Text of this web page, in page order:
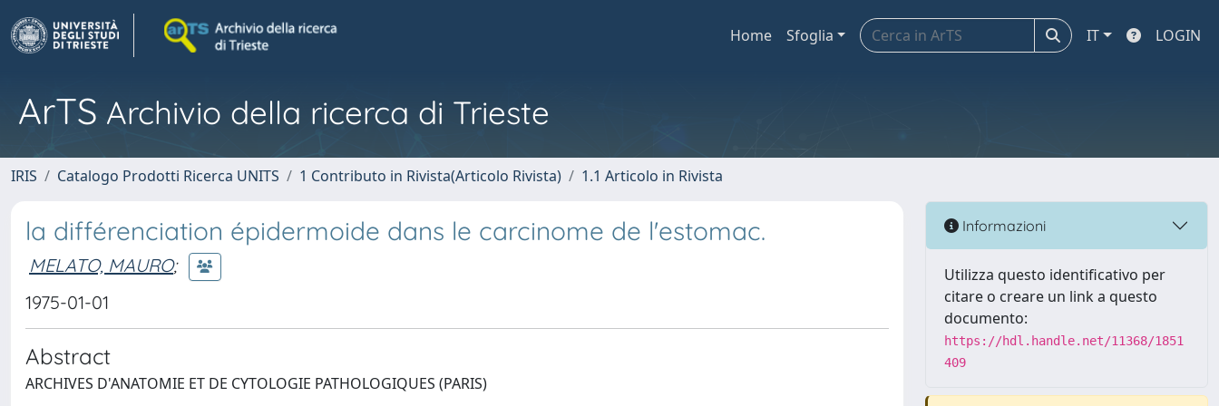
Home Sfoglia IT LOGIN
ArTS Archivio della ricerca di Trieste
IRIS Catalogo Prodotti Ricerca UNITS 1 Contributo in Rivista(Articolo Rivista) 1.1 Articolo in Rivista
la différenciation épidermoide dans le carcinome de l'estomac.
MELATO, MAURO;
1975-01-01
Abstract
ARCHIVES D'ANATOMIE ET DE CYTOLOGIE PATHOLOGIQUES (PARIS)
Informazioni
Utilizza questo identificativo per
citare o creare un link a questo
documento:
https://hdl.handle.net/11368/1851
409